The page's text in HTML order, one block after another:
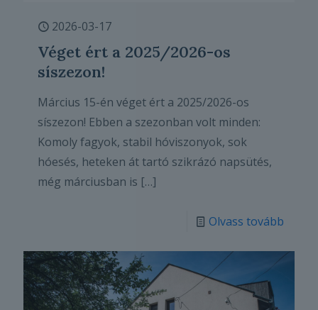
2026-03-17
Véget ért a 2025/2026-os
síszezon!
Március 15-én véget ért a 2025/2026-os
síszezon! Ebben a szezonban volt minden:
Komoly fagyok, stabil hóviszonyok, sok
hóesés, heteken át tartó szikrázó napsütés,
még márciusban is […]
Olvass tovább